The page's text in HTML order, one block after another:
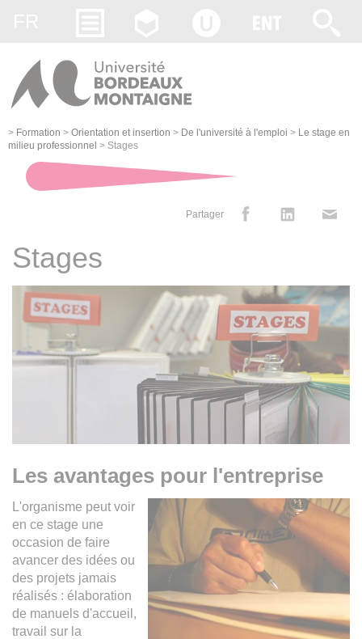
> Formation > Orientation et insertion > De l'université à l'emploi > Le stage en
milieu professionnel > Stages
Partager
Stages
Les avantages pour l'entreprise
L'organisme peut voir
en ce stage une
occasion de faire
avancer des idées ou
des projets jamais
réalisés : élaboration
de manuels d'accueil,
travail sur la